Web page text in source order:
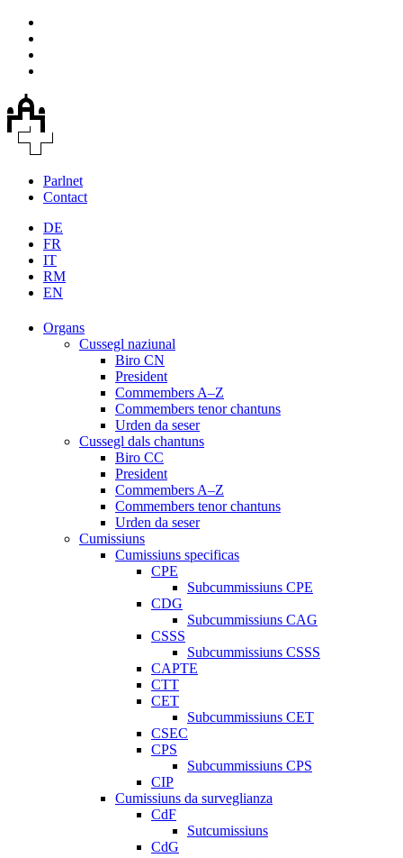
Parlnet
Contact
DE
FR
IT
RM
EN
Organs
Cussegl naziunal
Biro CN
President
Commembers A–Z
Commembers tenor chantuns
Urden da seser
Cussegl dals chantuns
Biro CC
President
Commembers A–Z
Commembers tenor chantuns
Urden da seser
Cumissiuns
Cumissiuns specificas
CPE
Subcummissiuns CPE
CDG
Subcummissiuns CAG
CSSS
Subcummissiuns CSSS
CAPTE
CTT
CET
Subcummissiuns CET
CSEC
CPS
Subcummissiuns CPS
CIP
Cumissiuns da surveglianza
CdF
Sutcumissiuns
CdG